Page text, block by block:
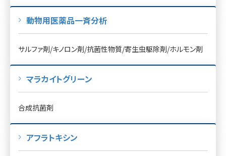
動物用医薬品一斉分析
サルファ剤/キノロン剤/抗菌性物質/寄生虫駆除剤/ホルモン剤
マラカイトグリーン
合成抗菌剤
アフラトキシン